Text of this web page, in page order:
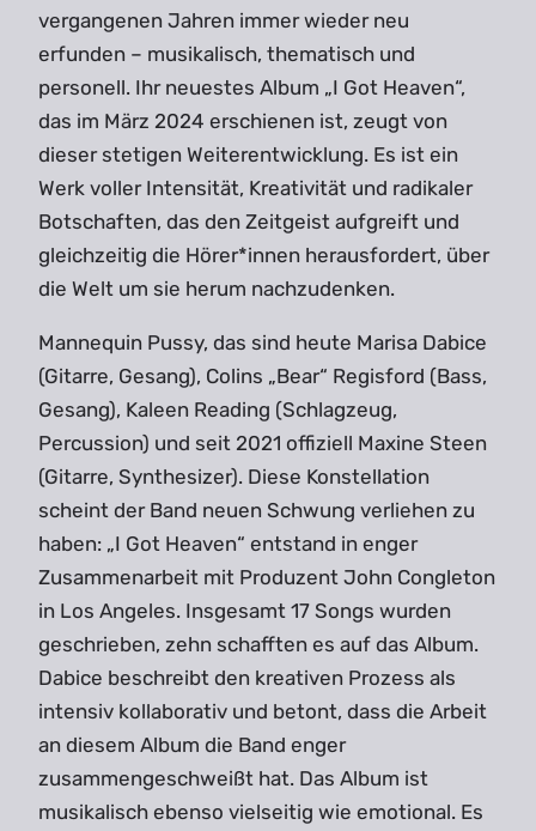
vergangenen Jahren immer wieder neu
erfunden – musikalisch, thematisch und
personell. Ihr neuestes Album „I Got Heaven“,
das im März 2024 erschienen ist, zeugt von
dieser stetigen Weiterentwicklung. Es ist ein
Werk voller Intensität, Kreativität und radikaler
Botschaften, das den Zeitgeist aufgreift und
gleichzeitig die Hörer*innen herausfordert, über
die Welt um sie herum nachzudenken.
Mannequin Pussy, das sind heute Marisa Dabice
(Gitarre, Gesang), Colins „Bear“ Regisford (Bass,
Gesang), Kaleen Reading (Schlagzeug,
Percussion) und seit 2021 offiziell Maxine Steen
(Gitarre, Synthesizer). Diese Konstellation
scheint der Band neuen Schwung verliehen zu
haben: „I Got Heaven“ entstand in enger
Zusammenarbeit mit Produzent John Congleton
in Los Angeles. Insgesamt 17 Songs wurden
geschrieben, zehn schafften es auf das Album.
Dabice beschreibt den kreativen Prozess als
intensiv kollaborativ und betont, dass die Arbeit
an diesem Album die Band enger
zusammengeschweißt hat. Das Album ist
musikalisch ebenso vielseitig wie emotional. Es